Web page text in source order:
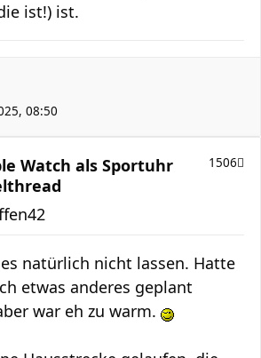
ist!) ist.
08:50
Watch als Sportuhr
1506
natürlich nicht lassen. Hatte
etwas anderes geplant
war eh zu warm.